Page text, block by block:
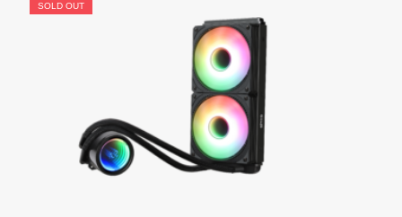
SOLD OUT